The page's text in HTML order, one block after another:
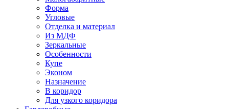
Форма
Угловые
Отделка и материал
Из МДФ
Зеркальные
Особенности
Купе
Эконом
Назначение
В коридор
Для узкого коридора